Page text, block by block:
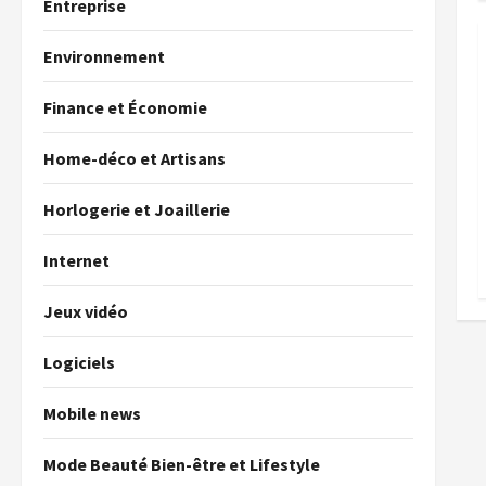
Entreprise
Environnement
Finance et Économie
Home-déco et Artisans
Horlogerie et Joaillerie
Internet
Jeux vidéo
Logiciels
Mobile news
Mode Beauté Bien-être et Lifestyle